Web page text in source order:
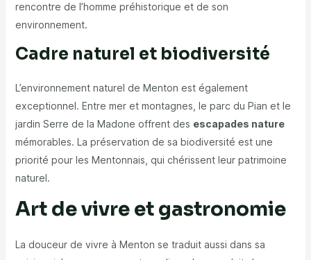
rencontre de l’homme préhistorique et de son
environnement.
Cadre naturel et biodiversité
L’environnement naturel de Menton est également
exceptionnel. Entre mer et montagnes, le parc du Pian et le
jardin Serre de la Madone offrent des escapades nature
mémorables. La préservation de sa biodiversité est une
priorité pour les Mentonnais, qui chérissent leur patrimoine
naturel.
Art de vivre et gastronomie
La douceur de vivre à Menton se traduit aussi dans sa